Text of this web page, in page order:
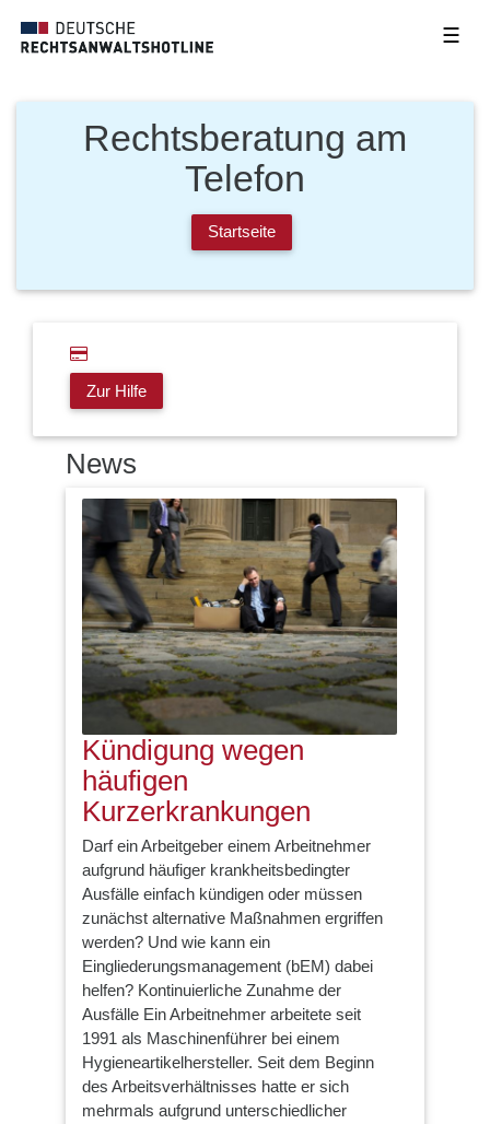
☰
Rechtsberatung am
Telefon
Startseite
Zur Hilfe
News
Kündigung wegen
häufigen
Kurzerkrankungen
Darf ein Arbeitgeber einem Arbeitnehmer
aufgrund häufiger krankheitsbedingter
Ausfälle einfach kündigen oder müssen
zunächst alternative Maßnahmen ergriffen
werden? Und wie kann ein
Eingliederungsmanagement (bEM) dabei
helfen? Kontinuierliche Zunahme der
Ausfälle Ein Arbeitnehmer arbeitete seit
1991 als Maschinenführer bei einem
Hygieneartikelhersteller. Seit dem Beginn
des Arbeitsverhältnisses hatte er sich
mehrmals aufgrund unterschiedlicher